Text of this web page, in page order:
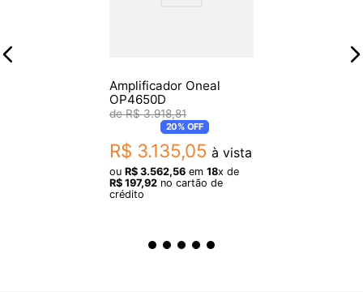
- Channels 2
- Rated Power Output (per channel) 3000W 2O, 2100W 4O,
- Signal to Noise Ratio (below rated 1 kHz power at 8 ohms) 103
Amplificador Oneal
OP4650D
R$ 3.918,81
20%OFF
R$ 3.135,05 à vista
ou R$ 3.562,56 em 18x de
R$ 197,92 no cartão de
crédito